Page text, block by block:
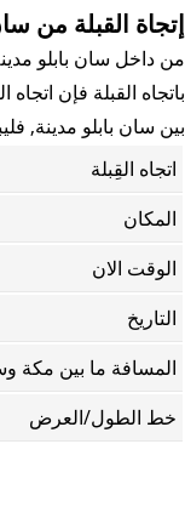
إتجاة القبلة من
من داخل سان بابلو
باتجاه القبلة فإن اتجاه
بين سان بابلو مدينة, فليبين
اتجاه القِبلة
المكان
الوقت الان
التاريخ
المسافة ما بين مكة
خط الطول/العرض